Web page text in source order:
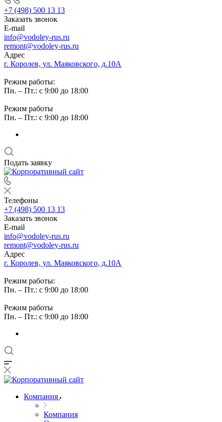
+7 (498) 500 13 13
Заказать звонок
E-mail
info@vodoley-rus.ru
remont@vodoley-rus.ru
Адрес
г. Королев, ул. Маяковского, д.10А
Режим работы:
Пн. – Пт.: с 9:00 до 18:00
Режим работы
Пн. – Пт.: с 9:00 до 18:00
Подать заявку
Телефоны
+7 (498) 500 13 13
Заказать звонок
E-mail
info@vodoley-rus.ru
remont@vodoley-rus.ru
Адрес
г. Королев, ул. Маяковского, д.10А
Режим работы:
Пн. – Пт.: с 9:00 до 18:00
Режим работы
Пн. – Пт.: с 9:00 до 18:00
Компания
Компания